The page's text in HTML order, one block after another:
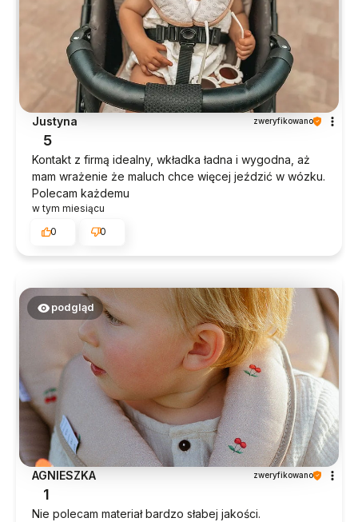
Justyna zweryfikowano
5
Kontakt z firmą idealny, wkładka ładna i wygodna, aż
mam wrażenie że maluch chce więcej jeździć w wózku.
Polecam każdemu
w tym miesiącu
0
0
podgląd
AGNIESZKA zweryfikowano
1
Nie polecam materiał bardzo słabej jakości.